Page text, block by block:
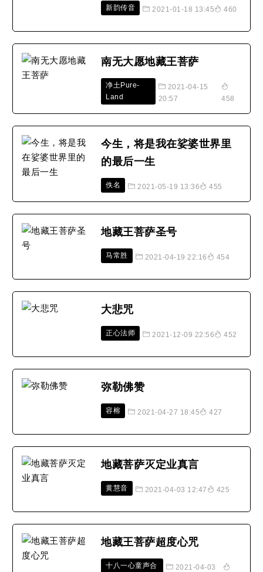
新韵传音 2021-01-18 13:45 460
南无大愿地藏王菩萨
净土Pure-
Land
2021-04-15
20:57
458
今生，将是我在娑婆世界里
的最后一生
佚名 2021-05-19 13:36 455
地藏王菩萨圣号
马常胜 2021-04-19 22:16 454
大悲咒
正心法师 2021-12-09 22:56 452
弥勒佛赞
容榕 2021-04-27 18:45 427
地藏菩萨灭定业真言
黄慧音 2021-04-03 12:47 425
地藏王菩萨超度心咒
十八一心童声合
2021-04-03